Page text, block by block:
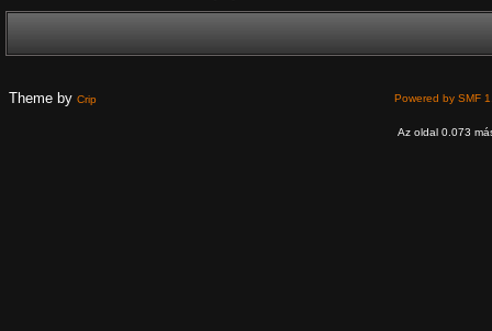
Theme by Crip Powered by SMF
Az oldal 0.073